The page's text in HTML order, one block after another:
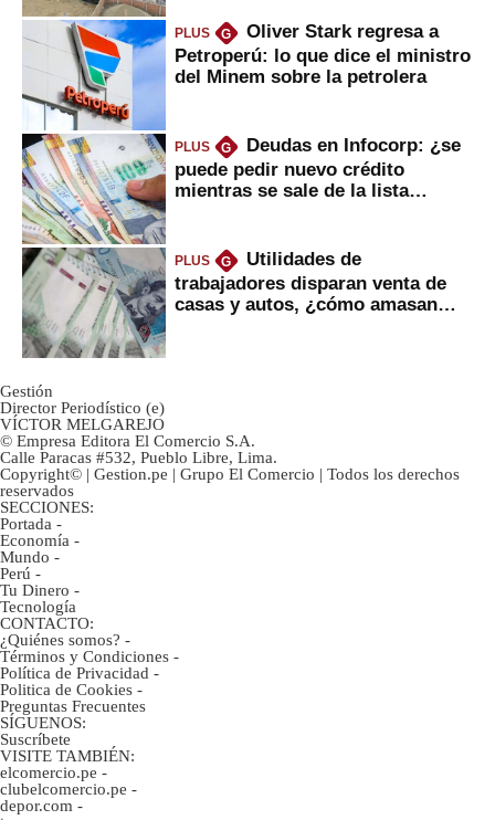
PLUS G
Oliver Stark regresa a
Petroperú: lo que dice el ministro
del Minem sobre la petrolera
PLUS G
Deudas en Infocorp: ¿se
puede pedir nuevo crédito
mientras se sale de la lista
PLUS G
Utilidades de
trabajadores disparan venta de
casas y autos, ¿cómo amasan
Gestión
Director Periodístico (e)
VÍCTOR MELGAREJO
© Empresa Editora El Comercio S.A.
Calle Paracas #532, Pueblo Libre, Lima.
Copyright© | Gestion.pe | Grupo El Comercio | Todos los derechos
reservados
SECCIONES:
Portada -
Economía -
Mundo -
Perú -
Tu Dinero -
Tecnología
CONTACTO:
¿Quiénes somos? -
Términos y Condiciones -
Política de Privacidad -
Politica de Cookies -
Preguntas Frecuentes
SÍGUENOS:
Suscríbete
VISITE TAMBIÉN:
elcomercio.pe -
clubelcomercio.pe -
depor.com -